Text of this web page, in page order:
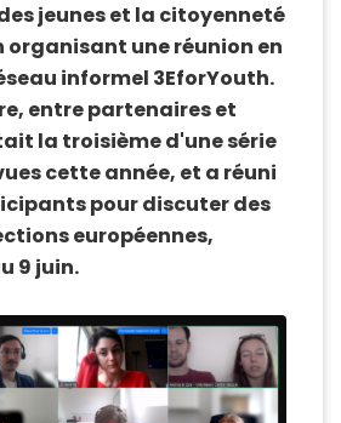
jeunes et la citoyenneté
organisant une réunion en
informel 3EforYouth.
entre partenaires et
la troisième d'une série
cette année, et a réuni
pour discuter des
européennes,
9 juin.